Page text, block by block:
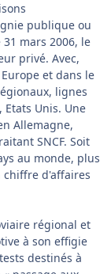
publique ou
mars 2006, le
privé. Avec,
et dans le
lignes
Unis. Une
Allemagne,
SNCF. Soit
au monde, plus
chiffre d'affaires
régional et
à son effigie
destinés à